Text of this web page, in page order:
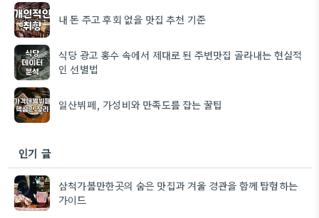
내 돈 주고 후회 없을 맛집 추천 기준
식당 광고 홍수 속에서 제대로 된 주변맛집 골라내는 현실적
인 선별법
일산뷔페, 가성비와 만족도를 잡는 꿀팁
인기 글
삼척가볼만한곳의 숨은 맛집과 겨울 경관을 함께 탐험하는
가이드